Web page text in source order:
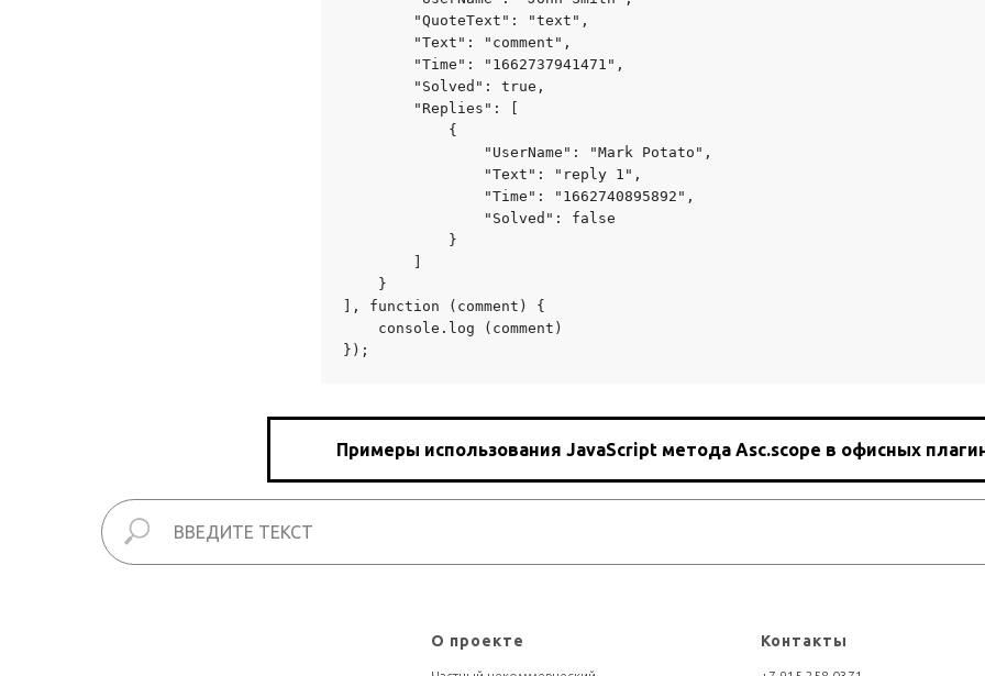
        "QuoteText": "text",
        "Text": "comment",
        "Time": "1662737941471",
        "Solved": true,
        "Replies": [
            {
                "UserName": "Mark Potato",
                "Text": "reply 1",
                "Time": "1662740895892",
                "Solved": false
            }
    }
], function (comment) {
    console.log (comment)
});
Примеры использования JavaScript метода Asc.scope в офисных
О проекте Контакты